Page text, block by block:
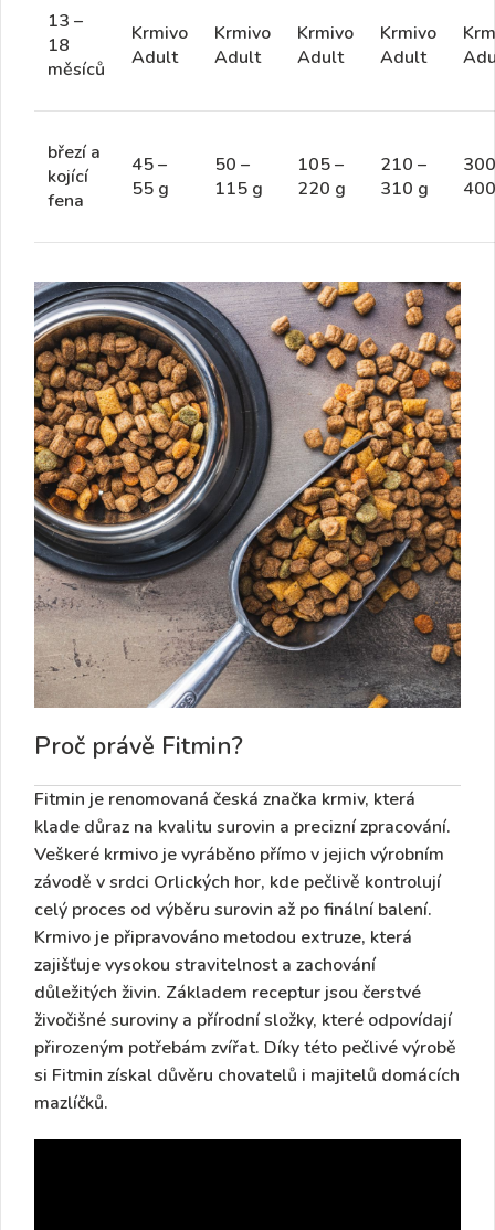
13 –
18
měsíců
Krmivo
Adult
Krmivo
Adult
Krmivo
Adult
Krmivo
Adult
březí a
kojící
fena
45 –
55 g
50 –
115 g
105 –
220 g
210 –
310 g
Proč právě Fitmin?
Fitmin je renomovaná česká značka krmiv, která
klade důraz na kvalitu surovin a precizní zpracování.
Veškeré krmivo je vyráběno přímo v jejich výrobním
závodě v srdci Orlických hor, kde pečlivě kontrolují
celý proces od výběru surovin až po finální balení.
Krmivo je připravováno metodou extruze, která
zajišťuje vysokou stravitelnost a zachování
důležitých živin. Základem receptur jsou čerstvé
živočišné suroviny a přírodní složky, které odpovídají
přirozeným potřebám zvířat. Díky této pečlivé výrobě
si Fitmin získal důvěru chovatelů i majitelů domácích
mazlíčků.